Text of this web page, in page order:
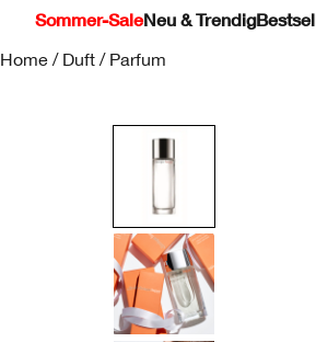
Sommer-SaleNeu & Trendig
Home / Duft / Parfum